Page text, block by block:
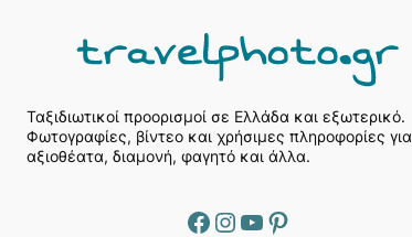
Ταξιδιωτικοί προορισμοί σε Ελλάδα και εξωτερικό.
Φωτογραφίες, βίντεο και χρήσιμες πληροφορίες για
αξιοθέατα, διαμονή, φαγητό και άλλα.
Facebook Instagram YouTube Pinterest